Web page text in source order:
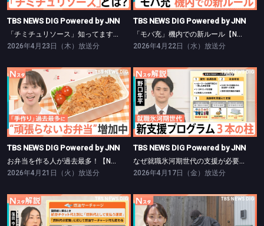
TBS NEWS DIG Powered by JNN
「チミチュリソース」知ってますか？【Nスタ】
2026年4月23日（木）放送分
TBS NEWS DIG Powered by JNN
「モバ充」機内での新ルール【Nスタ】
2026年4月22日（水）放送分
TBS NEWS DIG Powered by JNN
お弁当を作る人が過去最多！【Nスタ】
TBS NEWS DIG Powered by JNN
お弁当を作る人が過去最多！【Nスタ】
2026年4月21日（火）放送分
TBS NEWS DIG Powered by JNN
TBS NEWS DIG Powered by JNN
なぜ就職氷河期世代の支援が必要？【Nスタ】
2026年4月17日（金）放送分